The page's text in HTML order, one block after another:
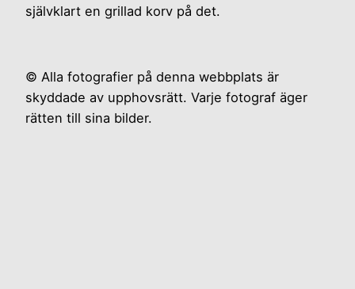
självklart en grillad korv på det.
© Alla fotografier på denna webbplats är
skyddade av upphovsrätt. Varje fotograf äger
rätten till sina bilder.